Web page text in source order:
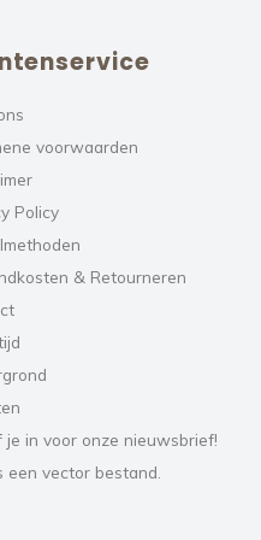
voorwaarden
Policy
& Retourneren
je in voor onze nieuwsbrief!
een vector bestand.